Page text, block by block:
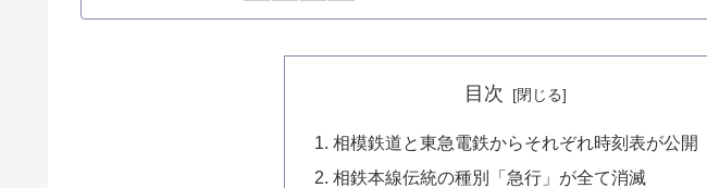
目次
相模鉄道と東急電鉄からそれぞれ時刻表が公開
相鉄本線伝統の種別「急行」が全て消滅